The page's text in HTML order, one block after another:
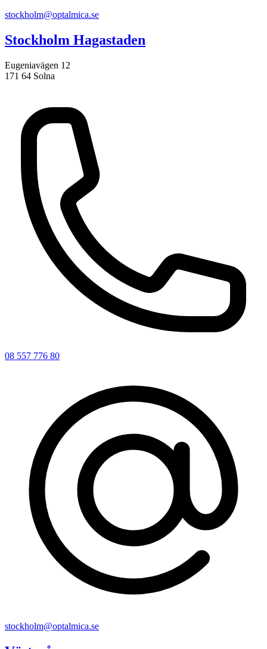
stockholm@optalmica.se
Stockholm Hagastaden
Eugeniavägen 12
171 64 Solna
08 557 776 80
stockholm@optalmica.se